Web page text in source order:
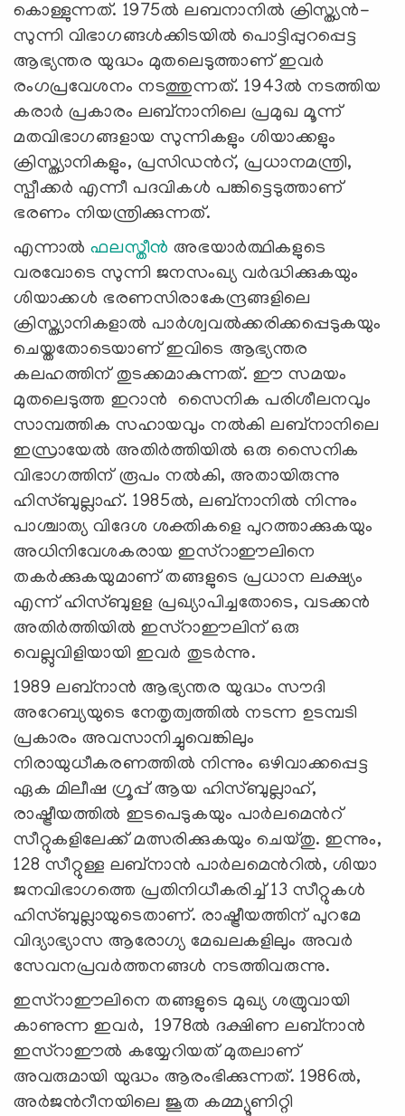
കൊള്ളുന്നത്. 1975ൽ ലബനാനിൽ ക്രിസ്ത്യൻ-
സുന്നി വിഭാഗങ്ങൾക്കിടയിൽ പൊട്ടിപ്പുറപ്പെട്ട
ആഭ്യന്തര യുദ്ധം മുതലെടുത്താണ് ഇവർ
രംഗപ്രവേശനം നടത്തുന്നത്. 1943ല്‍ നടത്തിയ
കരാർ പ്രകാരം ലബ്നാനിലെ പ്രമുഖ മൂന്ന്
മതവിഭാഗങ്ങളായ സുന്നികളും ശിയാക്കളും
ക്രിസ്ത്യാനികളും, പ്രസിഡൻറ്, പ്രധാനമന്ത്രി,
സ്പീക്കർ എന്നീ പദവികൾ പങ്കിട്ടെടുത്താണ്
ഭരണം നിയന്ത്രിക്കുന്നത്.
എന്നാൽഫലസ്തീൻ അഭയാർത്ഥികളുടെ
വരവോടെ സുന്നി ജനസംഖ്യ വർദ്ധിക്കുകയും
ശിയാക്കള്‍ ഭരണസിരാകേന്ദ്രങ്ങളിലെ
ക്രിസ്ത്യാനികളാൽ പാർശ്വവൽക്കരിക്കപ്പെടുകയും
ചെയ്തതോടെയാണ് ഇവിടെ ആഭ്യന്തര
കലഹത്തിന് തുടക്കമാകുന്നത്. ഈ സമയം
മുതലെടുത്ത ഇറാൻ സൈനിക പരിശീലനവും
സാമ്പത്തിക സഹായവും നൽകി ലബ്നാനിലെ
ഇസ്രായേൽ അതിർത്തിയിൽ ഒരു സൈനിക
വിഭാഗത്തിന് രൂപം നൽകി, അതായിരുന്നു
ഹിസ്ബുല്ലാഹ്. 1985ൽ, ലബ്നാനിൽ നിന്നും
പാശ്ചാത്യ വിദേശ ശക്തികളെ പുറത്താക്കുകയും
അധിനിവേശകരായ ഇസ്‍റാഈലിനെ
തകർക്കുകയുമാണ് തങ്ങളുടെ പ്രധാന ലക്ഷ്യം
എന്ന് ഹിസ്ബുളള പ്രഖ്യാപിച്ചതോടെ, വടക്കൻ
അതിർത്തിയിൽ ഇസ്‍റാഈലിന് ഒരു
വെല്ലുവിളിയായി ഇവര്‍ തുടർന്നു.
1989 ലബ്നാൻ ആഭ്യന്തര യുദ്ധം സൗദി
അറേബ്യയുടെ നേതൃത്വത്തിൽ നടന്ന ഉടമ്പടി
പ്രകാരം അവസാനിച്ചുവെങ്കിലും
നിരായുധീകരണത്തിൽ നിന്നും ഒഴിവാക്കപ്പെട്ട
ഏക മിലീഷ ഗ്രൂപ്പ് ആയ ഹിസ്ബുല്ലാഹ്,
രാഷ്ട്രീയത്തിൽ ഇടപെടുകയും പാർലമെൻറ്
സീറ്റുകളിലേക്ക് മത്സരിക്കുകയും ചെയ്തു. ഇന്നും,
128 സീറ്റുള്ള ലബ്‌നാൻ പാർലമെൻറിൽ, ശിയാ
ജനവിഭാഗത്തെ പ്രതിനിധീകരിച്ച് 13 സീറ്റുകൾ
ഹിസ്ബുല്ലായുടെതാണ്. രാഷ്ട്രീയത്തിന് പുറമേ
വിദ്യാഭ്യാസ ആരോഗ്യ മേഖലകളിലും അവര്‍
സേവനപ്രവര്‍ത്തനങ്ങള്‍ നടത്തിവരുന്നു.
ഇസ്‍റാഈലിനെ തങ്ങളുടെ മുഖ്യ ശത്രുവായി
കാണുന്ന ഇവർ, 1978ല്‍ ദക്ഷിണ ലബ്നാൻ
ഇസ്‍റാഈൽ കയ്യേറിയത് മുതലാണ്
അവരുമായി യുദ്ധം ആരംഭിക്കുന്നത്. 1986ൽ,
അർജൻറീനയിലെ ജൂത കമ്മ്യൂണിറ്റി